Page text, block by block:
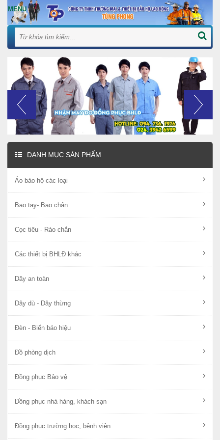
DANH MỤC SẢN PHẨM
Áo bảo hộ các loại
Bao tay- Bao chân
Cọc tiêu - Rào chắn
Các thiết bị BHLĐ khác
Dây an toàn
Dây dù - Dây thừng
Đèn - Biển báo hiệu
Đồ phòng dịch
Đồng phục Bảo vệ
Đồng phục nhà hàng, khách sạn
Đồng phục trường học, bệnh viện